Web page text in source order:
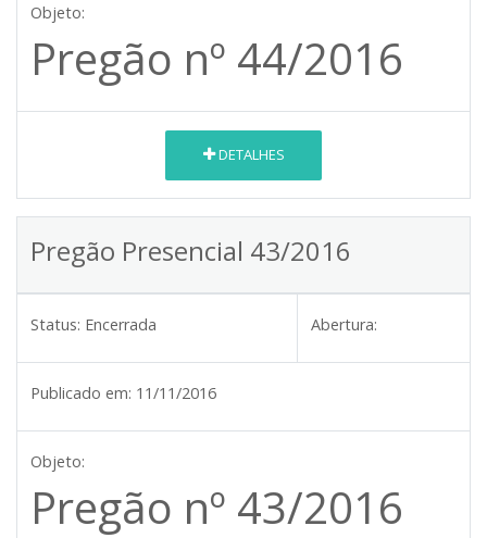
Objeto:
Pregão nº 44/2016
DETALHES
Pregão Presencial 43/2016
Status: Encerrada Abertura:
Publicado em: 11/11/2016
Objeto:
Pregão nº 43/2016